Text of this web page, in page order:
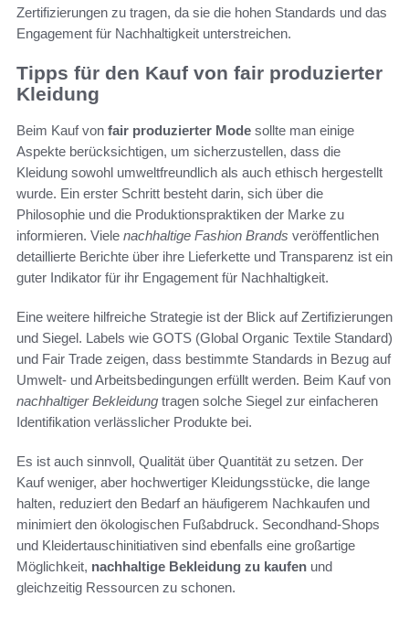
Zertifizierungen zu tragen, da sie die hohen Standards und das
Engagement für Nachhaltigkeit unterstreichen.
Tipps für den Kauf von fair produzierter
Kleidung
Beim Kauf von fair produzierter Mode sollte man einige
Aspekte berücksichtigen, um sicherzustellen, dass die
Kleidung sowohl umweltfreundlich als auch ethisch hergestellt
wurde. Ein erster Schritt besteht darin, sich über die
Philosophie und die Produktionspraktiken der Marke zu
informieren. Viele nachhaltige Fashion Brands veröffentlichen
detaillierte Berichte über ihre Lieferkette und Transparenz ist ein
guter Indikator für ihr Engagement für Nachhaltigkeit.
Eine weitere hilfreiche Strategie ist der Blick auf Zertifizierungen
und Siegel. Labels wie GOTS (Global Organic Textile Standard)
und Fair Trade zeigen, dass bestimmte Standards in Bezug auf
Umwelt- und Arbeitsbedingungen erfüllt werden. Beim Kauf von
nachhaltiger Bekleidung tragen solche Siegel zur einfacheren
Identifikation verlässlicher Produkte bei.
Es ist auch sinnvoll, Qualität über Quantität zu setzen. Der
Kauf weniger, aber hochwertiger Kleidungsstücke, die lange
halten, reduziert den Bedarf an häufigerem Nachkaufen und
minimiert den ökologischen Fußabdruck. Secondhand-Shops
und Kleidertauschinitiativen sind ebenfalls eine großartige
Möglichkeit, nachhaltige Bekleidung zu kaufen und
gleichzeitig Ressourcen zu schonen.